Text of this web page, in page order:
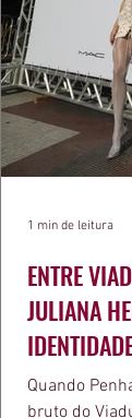
ENTRE
JULIANA
Quando
bruto do
1 min de leitura